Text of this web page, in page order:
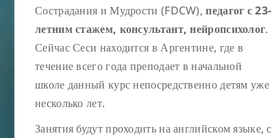
Сострадания и Мудрости (FDCW),педагог с 23-
летним стажем, консультант, нейропсихолог.
Сейчас Сеси находится в Аргентине, где в
течение всего года преподает в начальной
школе данный курс непосредственно детям уже
несколько лет.
Занятия будут проходить на английском языке, с